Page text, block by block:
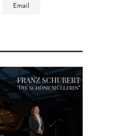
Email